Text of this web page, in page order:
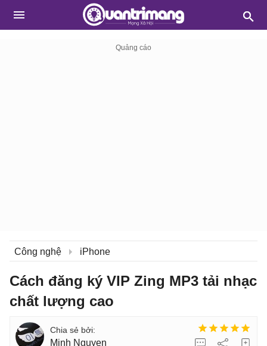
Công nghệ iPhone
Cách đăng ký VIP Zing MP3 tải nhạc
chất lượng cao
Minh Nguyen